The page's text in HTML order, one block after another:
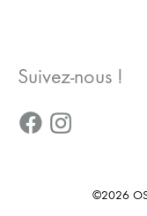
Suivez-nous !
©2026